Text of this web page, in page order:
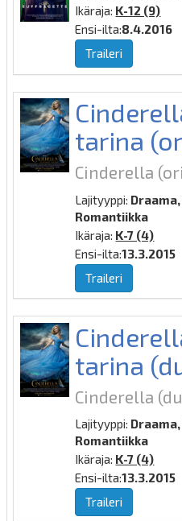
Ikäraja: K-12 (9)
Ensi-ilta:8.4.2016
Traileri
tarina
Cinderella
Lajityyppi:
Romantiikka
Ikäraja: K-7 (4)
Ensi-ilta:13.3.2015
Traileri
tarina
Cinderella
Lajityyppi:
Romantiikka
Ikäraja: K-7 (4)
Ensi-ilta:13.3.2015
Traileri